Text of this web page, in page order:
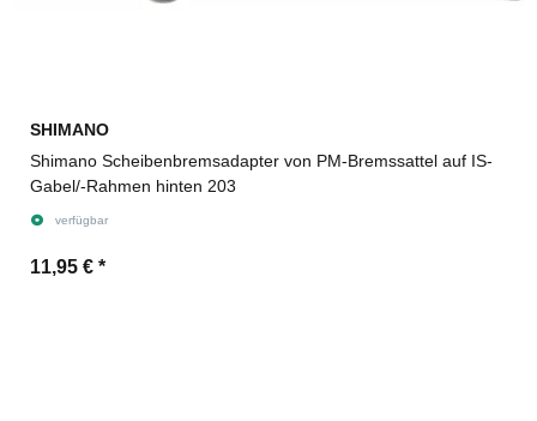
SHIMANO
Shimano Scheibenbremsadapter von PM-Bremssattel auf IS-
Gabel/-Rahmen hinten 203
verfügbar
11,95 € *